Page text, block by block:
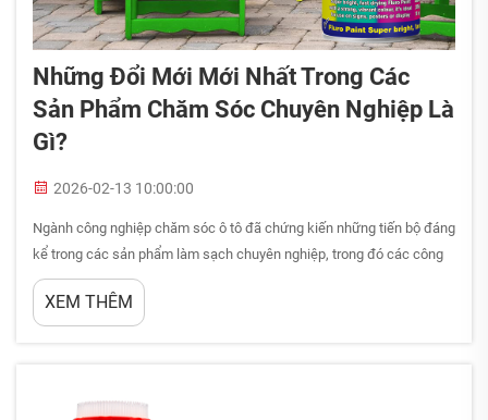
Những Đổi Mới Mới Nhất Trong Các
Sản Phẩm Chăm Sóc Chuyên Nghiệp Là
Gì?
2026-02-13 10:00:00
Ngành công nghiệp chăm sóc ô tô đã chứng kiến những tiến bộ đáng
kể trong các sản phẩm làm sạch chuyên nghiệp, trong đó các công
thức chất tẩy nhờn động cơ đang dẫn đầu xu hướng đổi mới. Các
phương tiện hiện đại yêu cầu những giải pháp bảo dưỡng tinh vi có
XEM THÊM